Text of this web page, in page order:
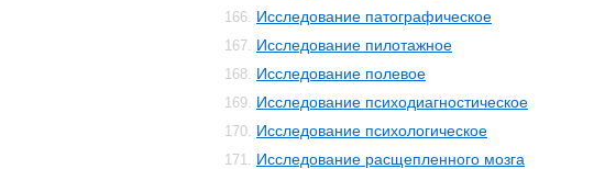
166. Исследование патографическое
167. Исследование пилотажное
168. Исследование полевое
169. Исследование психодиагностическое
170. Исследование психологическое
171. Исследование расщепленного мозга